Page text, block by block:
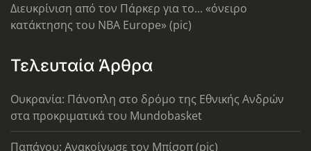
Διευκρίνιση από τον Πάρκερ για το... «όνειρο
κατάκτησης του ΝΒΑ Europe» (pic)
Τελευταία Άρθρα
Ουκρανία: Πάνοπλη στο δρόμο της Εθνικής Ανδρών
στα προκριματικά του Mundobasket
Παπάγου: Ανακοίνωσε τον Μπίσοπ (pic)